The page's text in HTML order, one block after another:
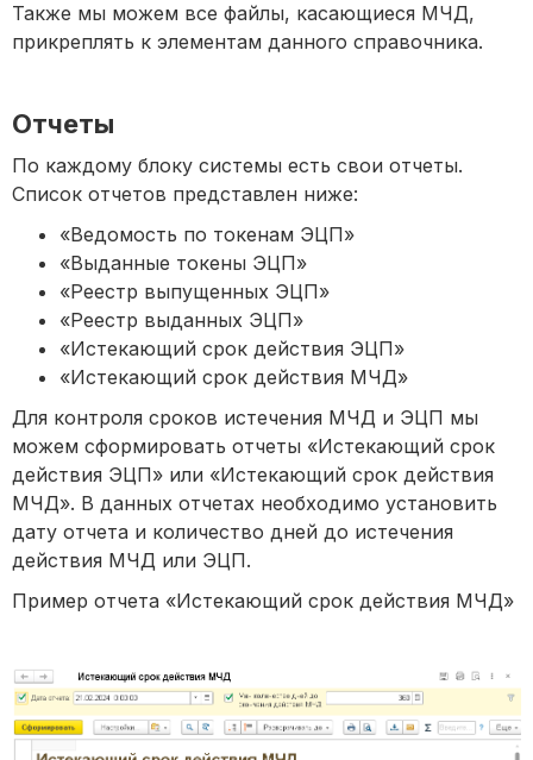
Также мы можем все файлы, касающиеся МЧД,
прикреплять к элементам данного справочника.
Отчеты
По каждому блоку системы есть свои отчеты.
Список отчетов представлен ниже:
«Ведомость по токенам ЭЦП»
«Выданные токены ЭЦП»
«Реестр выпущенных ЭЦП»
«Реестр выданных ЭЦП»
«Истекающий срок действия ЭЦП»
«Истекающий срок действия МЧД»
Для контроля сроков истечения МЧД и ЭЦП мы
можем сформировать отчеты «Истекающий срок
действия ЭЦП» или «Истекающий срок действия
МЧД». В данных отчетах необходимо установить
дату отчета и количество дней до истечения
действия МЧД или ЭЦП.
Пример отчета «Истекающий срок действия МЧД»